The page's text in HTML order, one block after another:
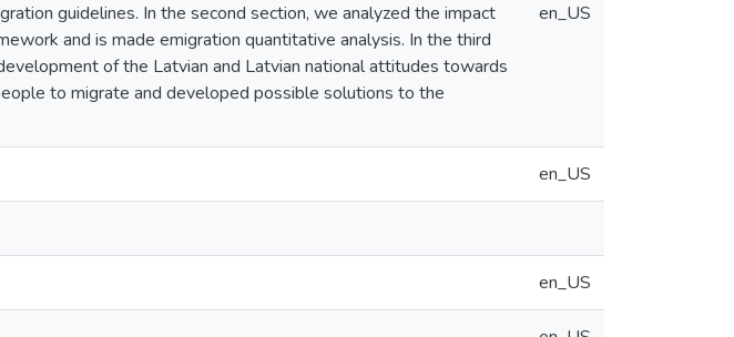
guidelines. In the second section, we analyzed the impact
and is made emigration quantitative analysis. In the third
of the Latvian and Latvian national attitudes towards
to migrate and developed possible solutions to the
en_US
en_US
en_US